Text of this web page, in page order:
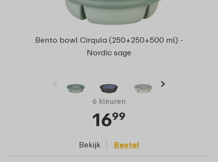
Bento bowl Cirqula (250+250+500 ml) -
Nordic sage
6 kleuren
1699
Bekijk Bestel